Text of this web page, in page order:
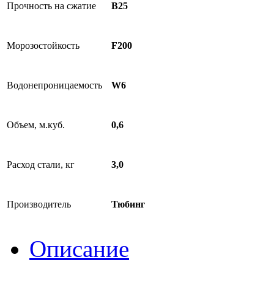
Прочность на сжатие B25
Морозостойкость F200
Водонепроницаемость W6
Объем, м.куб. 0,6
Расход стали, кг 3,0
Производитель Тюбинг
Описание